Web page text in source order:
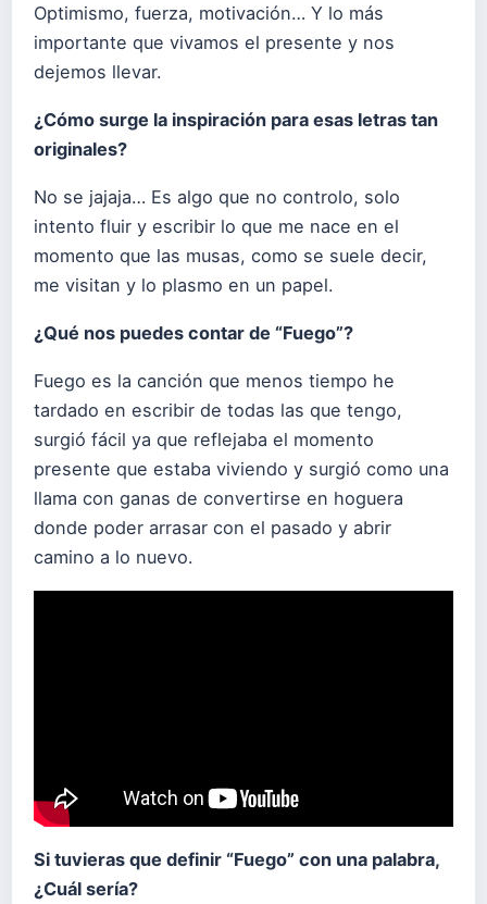
Optimismo, fuerza, motivación… Y lo más
importante que vivamos el presente y nos
dejemos llevar.
¿Cómo surge la inspiración para esas letras tan
originales?
No se jajaja… Es algo que no controlo, solo
intento fluir y escribir lo que me nace en el
momento que las musas, como se suele decir,
me visitan y lo plasmo en un papel.
¿Qué nos puedes contar de “Fuego”?
Fuego es la canción que menos tiempo he
tardado en escribir de todas las que tengo,
surgió fácil ya que reflejaba el momento
presente que estaba viviendo y surgió como una
llama con ganas de convertirse en hoguera
donde poder arrasar con el pasado y abrir
camino a lo nuevo.
Si tuvieras que definir “Fuego” con una palabra,
¿Cuál sería?